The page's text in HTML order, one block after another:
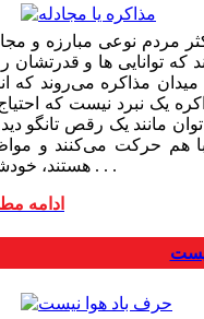
مردم نوعی مبارزه و
توانایی ها و قدرتشان
مذاکره می‌روند که
یک نبرد نیست که
مانند یک رقص تانگو
هم حرکت می‌کنند و
هستند، خودشان . . .
ادامه